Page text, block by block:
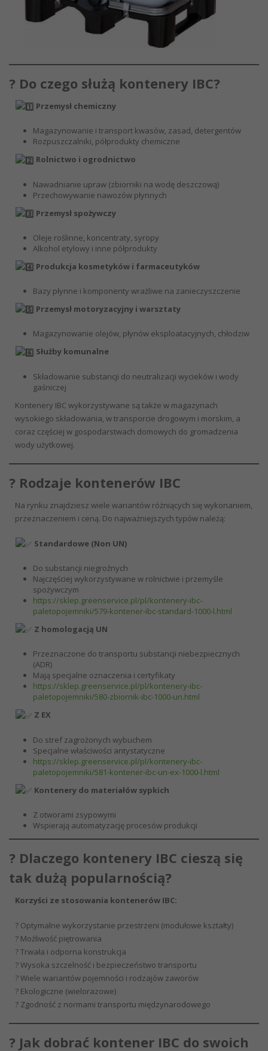
? Do czego służą kontenery IBC?
Przemysł chemiczny
Magazynowanie i transport kwasów, zasad, detergentów
Rozpuszczalniki, półprodukty chemiczne
Rolnictwo i ogrodnictwo
Nawadnianie upraw (zbiorniki na wodę deszczową)
Przechowywanie nawozów płynnych
Przemysł spożywczy
Oleje roślinne, koncentraty, syropy
Alkohol etylowy i inne półprodukty
Produkcja kosmetyków i farmaceutyków
Bazy płynne i komponenty wrażliwe na zanieczyszczenie
Przemysł motoryzacyjny i warsztaty
Magazynowanie olejów, płynów eksploatacyjnych, chłodziw
Służby komunalne
Składowanie substancji do neutralizacji wycieków i wody
gaśniczej
Kontenery IBC wykorzystywane są także w magazynach
wysokiego składowania, w transporcie drogowym i morskim, a
coraz częściej w gospodarstwach domowych do gromadzenia
wody użytkowej.
? Rodzaje kontenerów IBC
Na rynku znajdziesz wiele wariantów różniących się wykonaniem,
przeznaczeniem i ceną. Do najważniejszych typów należą:
Standardowe (Non UN)
Do substancji niegroźnych
Najczęściej wykorzystywane w rolnictwie i przemyśle
spożywczym
https://sklep.greenservice.pl/pl/kontenery-ibc-
paletopojemniki/579-kontener-ibc-standard-1000-l.html
Z homologacją UN
Przeznaczone do transportu substancji niebezpiecznych
(ADR)
Mają specjalne oznaczenia i certyfikaty
https://sklep.greenservice.pl/pl/kontenery-ibc-
paletopojemniki/580-zbiornik-ibc-1000-un.html
Z EX
Do stref zagrożonych wybuchem
Specjalne właściwości antystatyczne
https://sklep.greenservice.pl/pl/kontenery-ibc-
paletopojemniki/581-kontener-ibc-un-ex-1000-l.html
Kontenery do materiałów sypkich
Z otworami zsypowymi
Wspierają automatyzację procesów produkcji
? Dlaczego kontenery IBC cieszą się
tak dużą popularnością?
Korzyści ze stosowania kontenerów IBC:
? Optymalne wykorzystanie przestrzeni (modułowe kształty)
? Możliwość piętrowania
? Trwała i odporna konstrukcja
? Wysoka szczelność i bezpieczeństwo transportu
? Wiele wariantów pojemności i rodzajów zaworów
? Ekologiczne (wielorazowe)
? Zgodność z normami transportu międzynarodowego
? Jak dobrać kontener IBC do swoich